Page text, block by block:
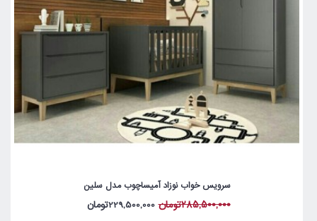
سرویس خواب نوزاد آمیساچوب مدل سلین
285,500,000تومان 229,500,000تومان